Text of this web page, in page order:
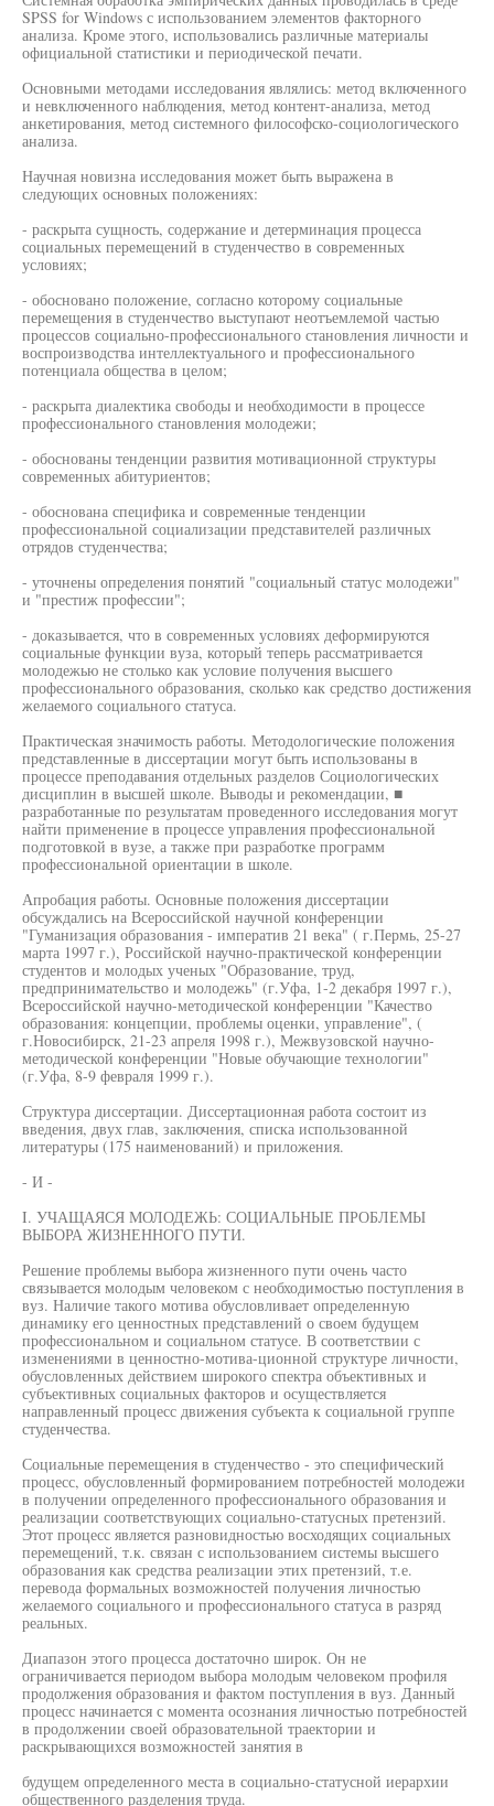
SPSS for Windows с использованием элементов факторного
анализа. Кроме этого, использовались различные материалы
официальной статистики и периодической печати.
Основными методами исследования являлись: метод включенного
и невключенного наблюдения, метод контент-анализа, метод
анкетирования, метод системного философско-социологического
анализа.
Научная новизна исследования может быть выражена в
следующих основных положениях:
- раскрыта сущность, содержание и детерминация процесса
социальных перемещений в студенчество в современных
условиях;
- обосновано положение, согласно которому социальные
перемещения в студенчество выступают неотъемлемой частью
процессов социально-профессионального становления личности и
воспроизводства интеллектуального и профессионального
потенциала общества в целом;
- раскрыта диалектика свободы и необходимости в процессе
профессионального становления молодежи;
- обоснованы тенденции развития мотивационной структуры
современных абитуриентов;
- обоснована специфика и современные тенденции
профессиональной социализации представителей различных
отрядов студенчества;
- уточнены определения понятий "социальный статус молодежи"
и "престиж профессии";
- доказывается, что в современных условиях деформируются
социальные функции вуза, который теперь рассматривается
молодежью не столько как условие получения высшего
профессионального образования, сколько как средство достижения
желаемого социального статуса.
Практическая значимость работы. Методологические положения
представленные в диссертации могут быть использованы в
процессе преподавания отдельных разделов Социологических
дисциплин в высшей школе. Выводы и рекомендации, ■
разработанные по результатам проведенного исследования могут
найти применение в процессе управления профессиональной
подготовкой в вузе, а также при разработке программ
профессиональной ориентации в школе.
Апробация работы. Основные положения диссертации
обсуждались на Всероссийской научной конференции
"Гуманизация образования - императив 21 века" ( г.Пермь, 25-27
марта 1997 г.), Российской научно-практической конференции
студентов и молодых ученых "Образование, труд,
предпринимательство и молодежь" (г.Уфа, 1-2 декабря 1997 г.),
Всероссийской научно-методической конференции "Качество
образования: концепции, проблемы оценки, управление", (
г.Новосибирск, 21-23 апреля 1998 г.), Межвузовской научно-
методической конференции "Новые обучающие технологии"
(г.Уфа, 8-9 февраля 1999 г.).
Структура диссертации. Диссертационная работа состоит из
введения, двух глав, заключения, списка использованной
литературы (175 наименований) и приложения.
- И -
I. УЧАЩАЯСЯ МОЛОДЕЖЬ: СОЦИАЛЬНЫЕ ПРОБЛЕМЫ
ВЫБОРА ЖИЗНЕННОГО ПУТИ.
Решение проблемы выбора жизненного пути очень часто
связывается молодым человеком с необходимостью поступления в
вуз. Наличие такого мотива обусловливает определенную
динамику его ценностных представлений о своем будущем
профессиональном и социальном статусе. В соответствии с
изменениями в ценностно-мотива-ционной структуре личности,
обусловленных действием широкого спектра объективных и
субъективных социальных факторов и осуществляется
направленный процесс движения субъекта к социальной группе
студенчества.
Социальные перемещения в студенчество - это специфический
процесс, обусловленный формированием потребностей молодежи
в получении определенного профессионального образования и
реализации соответствующих социально-статусных претензий.
Этот процесс является разновидностью восходящих социальных
перемещений, т.к. связан с использованием системы высшего
образования как средства реализации этих претензий, т.е.
перевода формальных возможностей получения личностью
желаемого социального и профессионального статуса в разряд
реальных.
Диапазон этого процесса достаточно широк. Он не
ограничивается периодом выбора молодым человеком профиля
продолжения образования и фактом поступления в вуз. Данный
процесс начинается с момента осознания личностью потребностей
в продолжении своей образовательной траектории и
раскрывающихся возможностей занятия в
будущем определенного места в социально-статусной иерархии
общественного разделения труда.